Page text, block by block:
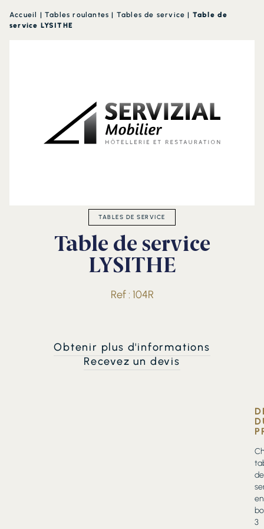
Accueil |Tables roulantes | Tables de service | Table de
service LYSITHE
TABLES DE SERVICE
Table de service
LYSITHE
Ref : 104R
Obtenir plus d'informations
Recevez un devis
de
en
3